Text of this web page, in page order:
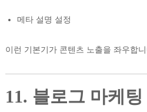
메타 설명 설정
이런 기본기가 콘텐츠 노출을 좌우합니
11. 블로그 마케